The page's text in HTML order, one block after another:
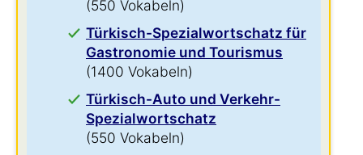
(550 Vokabeln)
Türkisch-Spezialwortschatz für
Gastronomie und Tourismus
(1400 Vokabeln)
Türkisch-Auto und Verkehr-
Spezialwortschatz
(550 Vokabeln)